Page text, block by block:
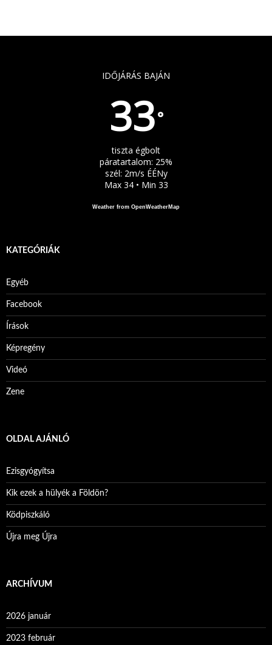
IDŐJÁRÁS BAJÁN
33°
tiszta égbolt
páratartalom: 25%
szél: 2m/s ÉÉNy
Max 34 • Min 33
Weather from OpenWeatherMap
KATEGÓRIÁK
Egyéb
Facebook
Írások
Képregény
Videó
Zene
OLDAL AJÁNLÓ
Ezisgyógyítsa
Kik ezek a hülyék a Földön?
Ködpiszkáló
Újra meg Újra
ARCHÍVUM
2026 január
2023 február